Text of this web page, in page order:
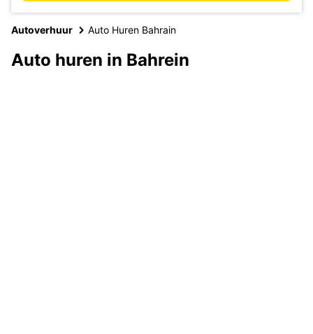
Autoverhuur Auto Huren Bahrain
Auto huren in Bahrein